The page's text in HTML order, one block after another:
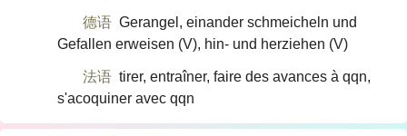
德语 Gerangel, einander schmeicheln und
Gefallen erweisen (V)​, hin- und herziehen (V)​
法语 tirer, entraîner, faire des avances à qqn,
s'acoquiner avec qqn